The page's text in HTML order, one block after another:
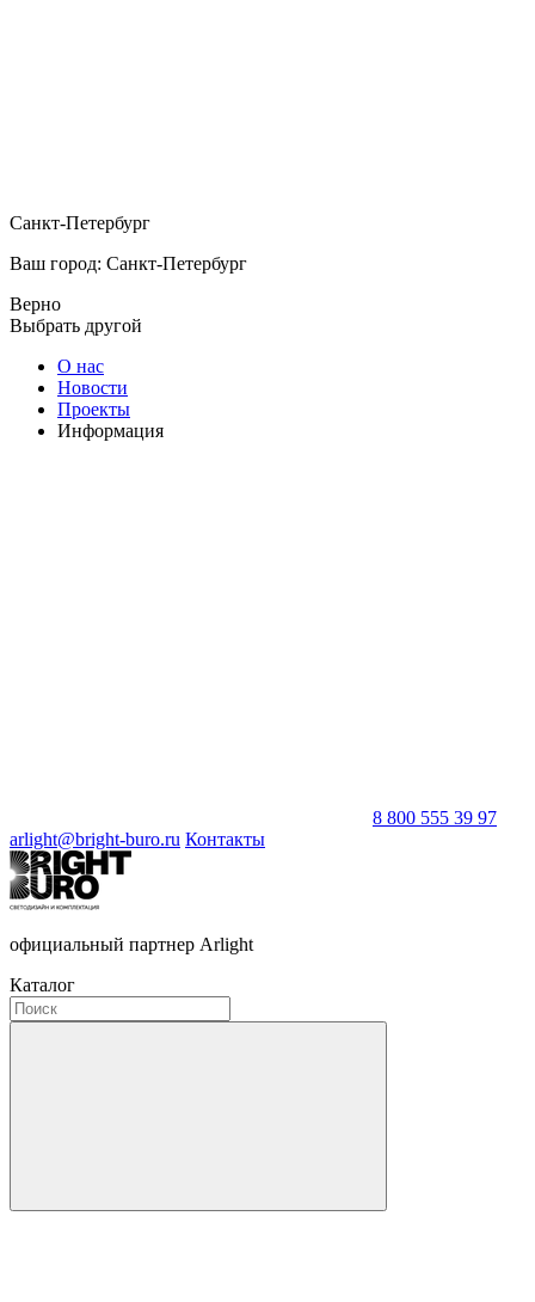
Санкт-Петербург
Ваш город: Санкт-Петербург
Верно
Выбрать другой
О нас
Новости
Проекты
Информация
8 800 555 39 97
arlight@bright-buro.ru Контакты
официальный партнер Arlight
Каталог